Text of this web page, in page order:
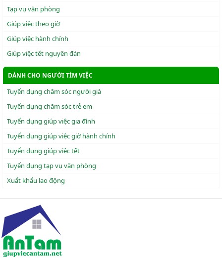
Tạp vụ văn phòng
Giúp việc theo giờ
Giúp việc hành chính
Giúp việc tết nguyên đán
DÀNH CHO NGƯỜI TÌM VIỆC
Tuyển dụng chăm sóc người già
Tuyển dụng chăm sóc trẻ em
Tuyển dụng giúp việc gia đình
Tuyển dụng giúp việc giờ hành chính
Tuyển dụng giúp việc tết
Tuyển dụng tạp vụ văn phòng
Xuẩt khẩu lao động